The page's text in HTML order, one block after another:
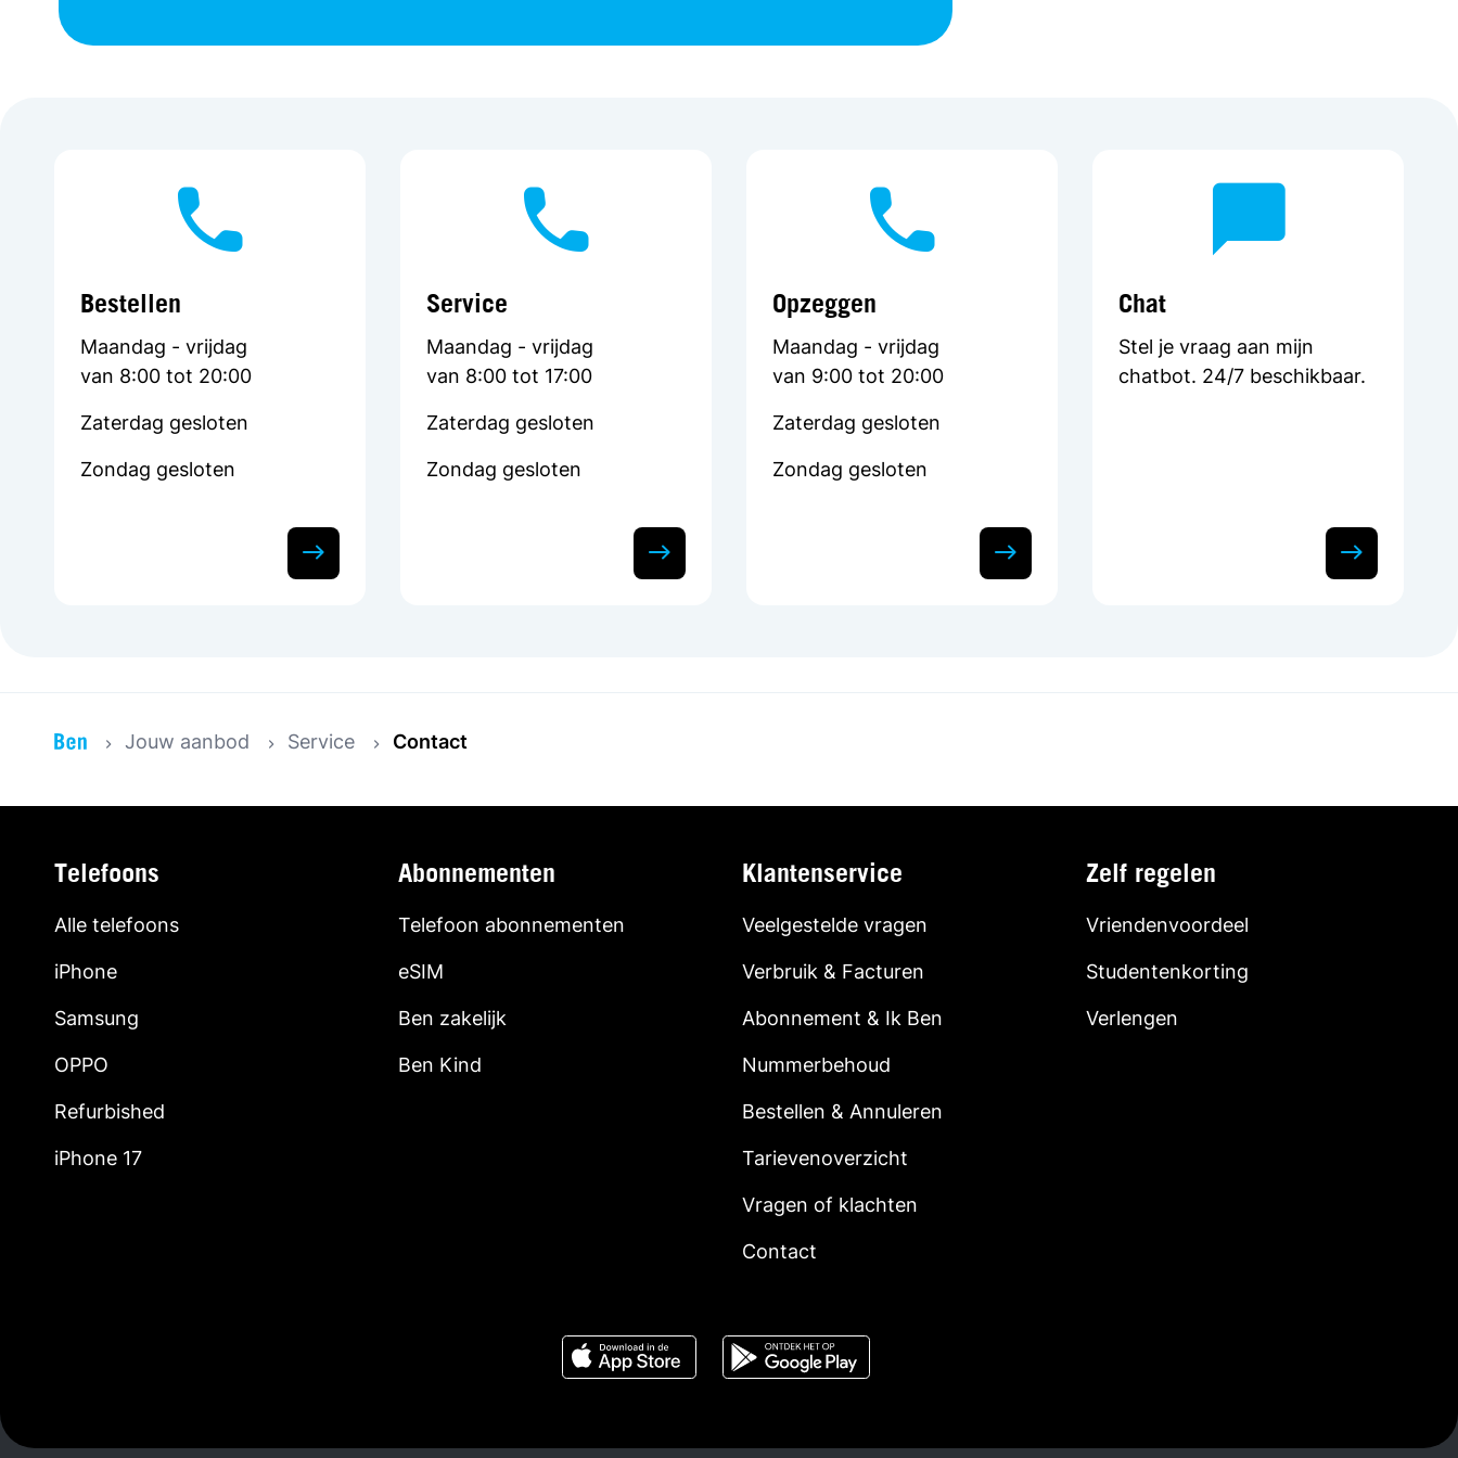
Bestellen
Maandag - vrijdag
van 8:00 tot 20:00
Zaterdag gesloten
Zondag gesloten
Service
Maandag - vrijdag
van 8:00 tot 17:00
Zaterdag gesloten
Zondag gesloten
Opzeggen
Maandag - vrijdag
van 9:00 tot 20:00
Zaterdag gesloten
Zondag gesloten
Chat
Stel je vraag aan mijn
chatbot. 24/7 beschikbaar.
Jouw aanbod Service Contact
Telefoons
Alle telefoons
iPhone
Samsung
OPPO
Refurbished
iPhone 17
Abonnementen
Telefoon abonnementen
eSIM
Ben zakelijk
Ben Kind
Klantenservice
Veelgestelde vragen
Verbruik & Facturen
Abonnement & Ik Ben
Nummerbehoud
Bestellen & Annuleren
Tarievenoverzicht
Vragen of klachten
Contact
Zelf regelen
Vriendenvoordeel
Studentenkorting
Verlengen